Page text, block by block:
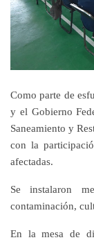
Como parte de
y el Gobierno
Saneamiento y
con la
afectadas.
Se instalaron
contaminación,
En la mesa de